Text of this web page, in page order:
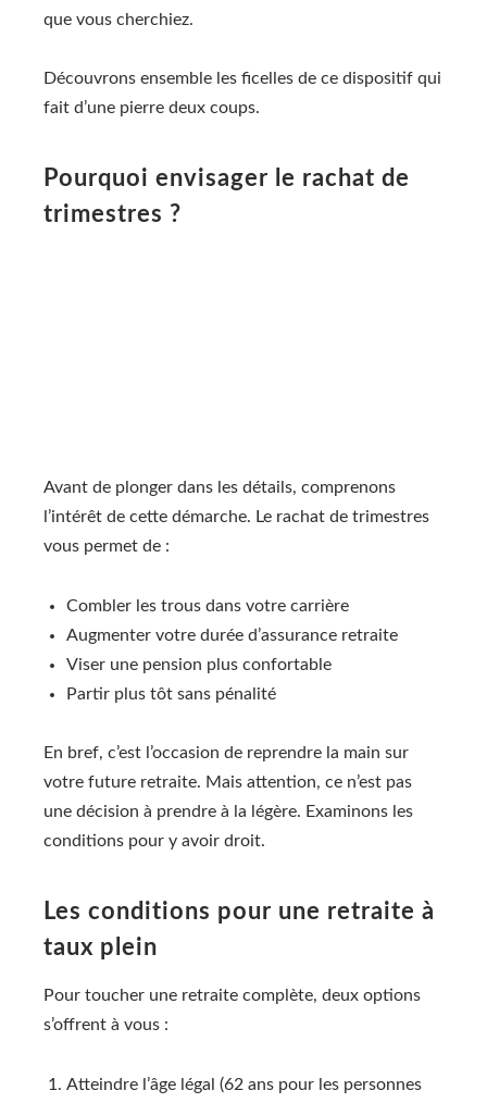
que vous cherchiez.
Découvrons ensemble les ficelles de ce dispositif qui
fait d’une pierre deux coups.
Pourquoi envisager le rachat de
trimestres ?
Avant de plonger dans les détails, comprenons
l’intérêt de cette démarche. Le rachat de trimestres
vous permet de :
Combler les trous dans votre carrière
Augmenter votre durée d’assurance retraite
Viser une pension plus confortable
Partir plus tôt sans pénalité
En bref, c’est l’occasion de reprendre la main sur
votre future retraite. Mais attention, ce n’est pas
une décision à prendre à la légère. Examinons les
conditions pour y avoir droit.
Les conditions pour une retraite à
taux plein
Pour toucher une retraite complète, deux options
s’offrent à vous :
Atteindre l’âge légal (62 ans pour les personnes